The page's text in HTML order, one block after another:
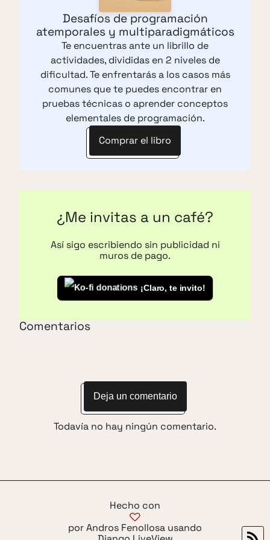
Desafíos de programación
atemporales y multiparadigmáticos
Te encuentras ante un librillo de
actividades, divididas en 2 niveles de
dificultad. Te enfrentarás a los casos más
comunes que te puedes encontrar en
pruebas técnicas o aprender conceptos
elementales de programación.
Comprar el libro
¿Me invitas a un café?
Así sigo escribiendo sin publicidad ni
muros de pago.
¡Claro, te invito!
Comentarios
Deja un comentario
Todavía no hay ningún comentario.
Hecho con
por Andros Fenollosa usando